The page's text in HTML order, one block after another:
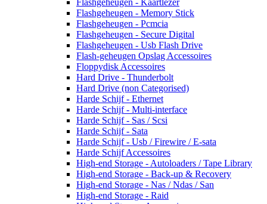
Flashgeheugen - Memory Stick
Flashgeheugen - Pcmcia
Flashgeheugen - Secure Digital
Flashgeheugen - Usb Flash Drive
Flash-geheugen Opslag Accessoires
Floppydisk Accessoires
Hard Drive - Thunderbolt
Hard Drive (non Categorised)
Harde Schijf - Ethernet
Harde Schijf - Multi-interface
Harde Schijf - Sas / Scsi
Harde Schijf - Sata
Harde Schijf - Usb / Firewire / E-sata
Harde Schijf Accessoires
High-end Storage - Autoloaders / Tape Library
High-end Storage - Back-up & Recovery
High-end Storage - Nas / Ndas / San
High-end Storage - Raid